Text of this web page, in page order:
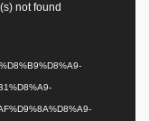
not found